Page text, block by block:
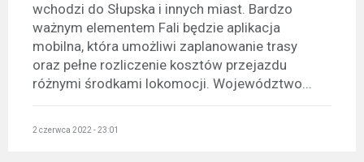
wchodzi do Słupska i innych miast. Bardzo
ważnym elementem Fali będzie aplikacja
mobilna, która umożliwi zaplanowanie trasy
oraz pełne rozliczenie kosztów przejazdu
różnymi środkami lokomocji. Województwo...
2 czerwca 2022 - 23:01